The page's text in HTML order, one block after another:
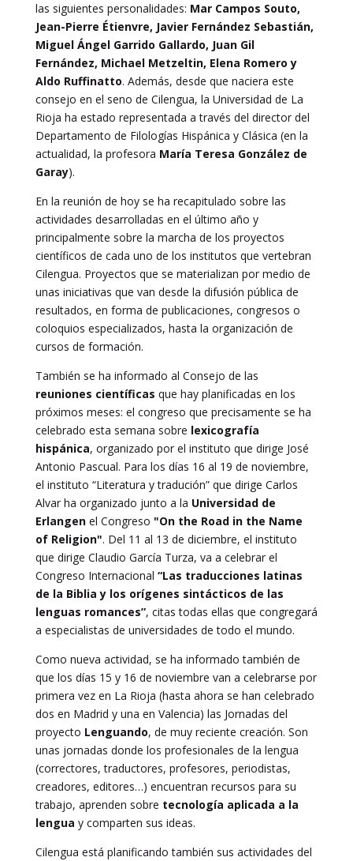
las siguientes personalidades: Mar Campos Souto,
Jean-Pierre Étienvre, Javier Fernández Sebastián,
Miguel Ángel Garrido Gallardo, Juan Gil
Fernández, Michael Metzeltin, Elena Romero y
Aldo Ruffinatto. Además, desde que naciera este
consejo en el seno de Cilengua, la Universidad de La
Rioja ha estado representada a través del director del
Departamento de Filologías Hispánica y Clásica (en la
actualidad, la profesora María Teresa González de
Garay).
En la reunión de hoy se ha recapitulado sobre las
actividades desarrolladas en el último año y
principalmente sobre la marcha de los proyectos
científicos de cada uno de los institutos que vertebran
Cilengua. Proyectos que se materializan por medio de
unas iniciativas que van desde la difusión pública de
resultados, en forma de publicaciones, congresos o
coloquios especializados, hasta la organización de
cursos de formación.
También se ha informado al Consejo de las
reuniones científicas que hay planificadas en los
próximos meses: el congreso que precisamente se ha
celebrado esta semana sobre lexicografía
hispánica, organizado por el instituto que dirige José
Antonio Pascual. Para los días 16 al 19 de noviembre,
el instituto “Literatura y tradución” que dirige Carlos
Alvar ha organizado junto a la Universidad de
Erlangenel Congreso "On the Road in the Name
of Religion". Del 11 al 13 de diciembre, el instituto
que dirige Claudio García Turza, va a celebrar el
Congreso Internacional “Las traducciones latinas
de la Biblia y los orígenes sintácticos de las
lenguas romances”, citas todas ellas que congregará
a especialistas de universidades de todo el mundo.
Como nueva actividad, se ha informado también de
que los días 15 y 16 de noviembre van a celebrarse por
primera vez en La Rioja (hasta ahora se han celebrado
dos en Madrid y una en Valencia) las Jornadas del
proyecto Lenguando, de muy reciente creación. Son
unas jornadas donde los profesionales de la lengua
(correctores, traductores, profesores, periodistas,
creadores, editores…) encuentran recursos para su
trabajo, aprenden sobre tecnología aplicada a la
lengua y comparten sus ideas.
Cilengua está planificando también sus actividades del